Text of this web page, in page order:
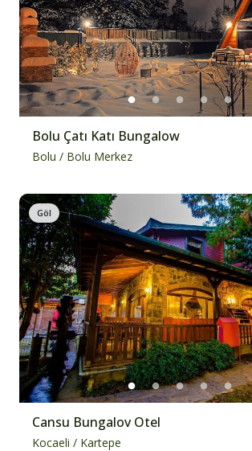
Bolu Çatı Katı Bungalow
Bolu / Bolu Merkez
Göl
Cansu Bungalov Otel
Kocaeli / Kartepe